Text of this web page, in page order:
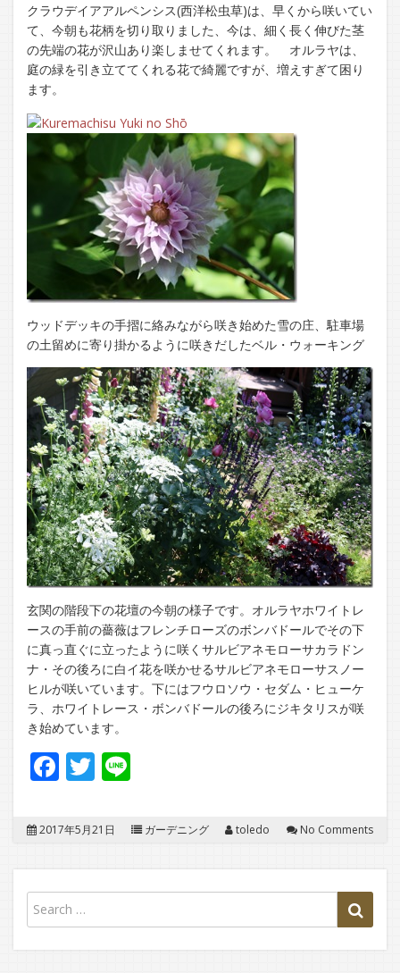
クラウデイアアルペンシス(西洋松虫草)は、早くから咲いてい
て、今朝も花柄を切り取りました、今は、細く長く伸びた茎
の先端の花が沢山あり楽しませてくれます。 オルラヤは、
庭の緑を引き立ててくれる花で綺麗ですが、増えすぎて困り
ます。
ウッドデッキの手摺に絡みながら咲き始めた雪の庄、駐車場
の土留めに寄り掛かるように咲きだしたベル・ウォーキング
玄関の階段下の花壇の今朝の様子です。オルラヤホワイトレ
ースの手前の薔薇はフレンチローズのボンバドールでその下
に真っ直ぐに立ったように咲くサルビアネモローサカラドン
ナ・その後ろに白イ花を咲かせるサルビアネモローサスノー
ヒルが咲いています。下にはフウロソウ・セダム・ヒューケ
ラ、ホワイトレース・ボンバドールの後ろにジキタリスが咲
き始めています。
Facebook
Twitter
2017年5月21日 ガーデニング toledo No Comments